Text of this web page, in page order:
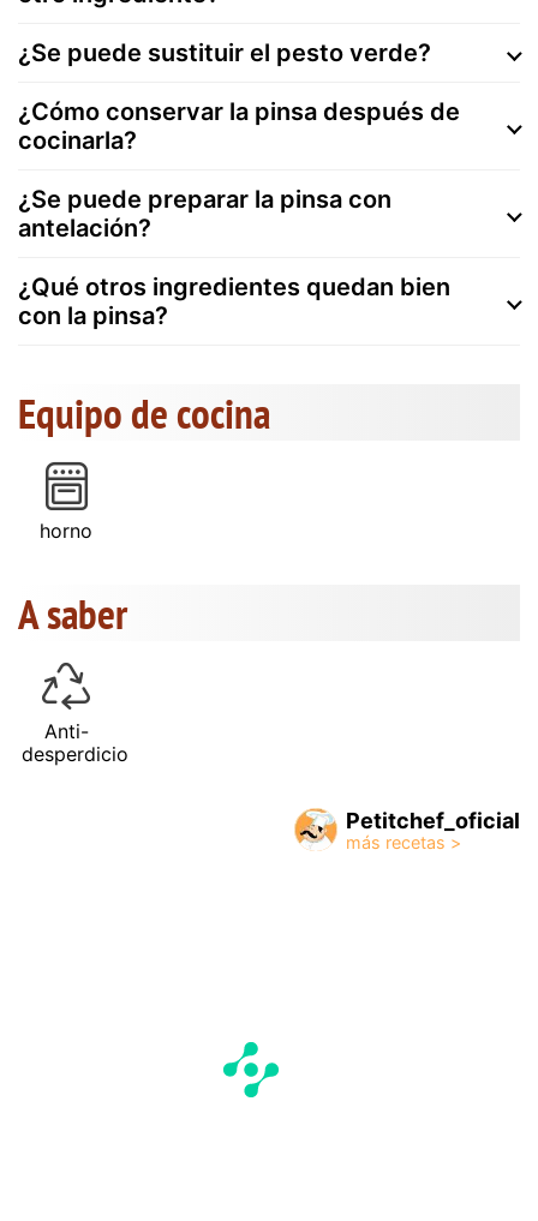
¿Se puede sustituir el pesto verde?
¿Cómo conservar la pinsa después de
cocinarla?
¿Se puede preparar la pinsa con
antelación?
¿Qué otros ingredientes quedan bien
con la pinsa?
Equipo de cocina
horno
A saber
Anti-
desperdicio
Petitchef_oficial